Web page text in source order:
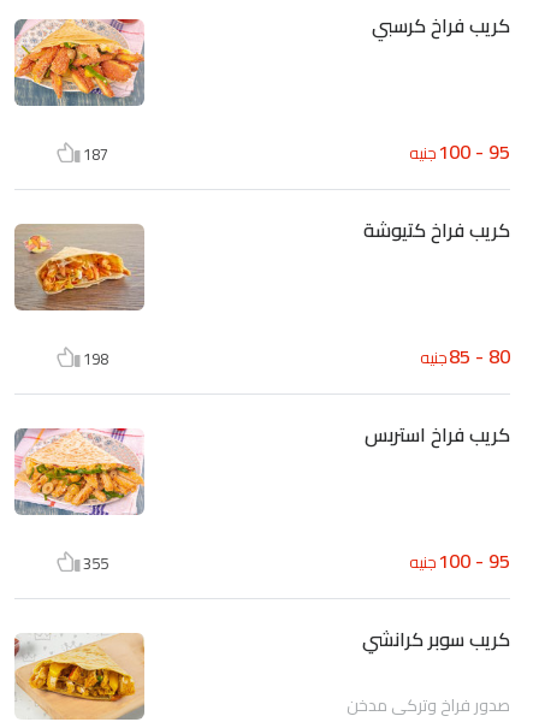
كريب فراخ كرسبي
95 - 100 جنيه 187
كريب فراخ كتيوشة
80 - 85 جنيه 198
كريب فراخ استربس
95 - 100 جنيه 355
كريب سوبر كرانشي
صدور فراخ وتركي مدخن